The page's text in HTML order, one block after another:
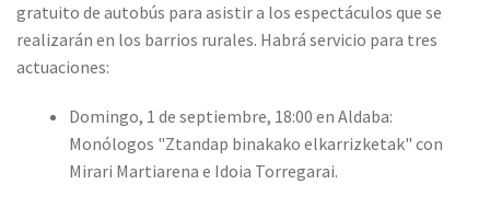
gratuito de autobús para asistir a los espectáculos que se
realizarán en los barrios rurales. Habrá servicio para tres
actuaciones:
Domingo, 1 de septiembre, 18:00 en Aldaba:
Monólogos "Ztandap binakako elkarrizketak" con
Mirari Martiarena e Idoia Torregarai.